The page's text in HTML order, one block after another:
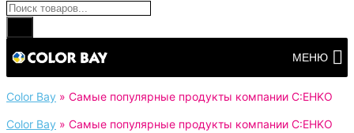
Поиск товаров
контенту
МЕНЮ
Color Bay » Самые популярные продукты компании C:EHKO
Color Bay » Самые популярные продукты компании C:EHKO